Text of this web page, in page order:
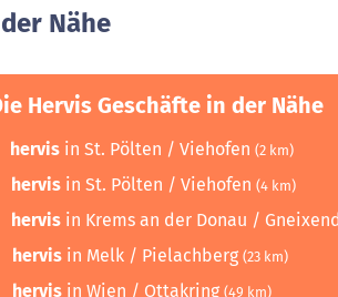
Nähe
Hervis Geschäfte in der Nähe
hervis in St. Pölten / Viehofen (2 km)
hervis in St. Pölten / Viehofen (4 km)
hervis in Krems an der Donau /
hervis in Melk / Pielachberg (23 km)
hervis in Wien / Ottakring (49 km)